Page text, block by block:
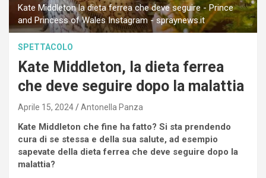
Kate Middleton la dieta ferrea che deve seguire - Prince
and Princess of Wales Instagram - spraynews.it
SPETTACOLO
Kate Middleton, la dieta ferrea
che deve seguire dopo la malattia
Aprile 15, 2024 Antonella Panza
Kate Middleton che fine ha fatto? Si sta prendendo
cura di se stessa e della sua salute, ad esempio
sapevate della dieta ferrea che deve seguire dopo la
malattia?